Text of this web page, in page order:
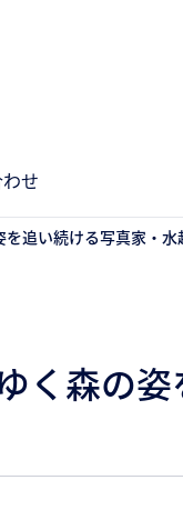
せ
追い続ける写真家・
く森の